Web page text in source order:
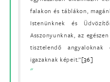
falakon és táblákon,
Istenünknek és
Asszonyunknak, az
tisztelendő
igazaknak képeit.”[36]